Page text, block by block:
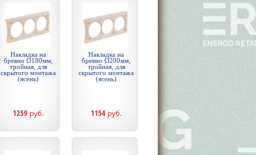
Накладка на
бревно Ø180мм,
тройная, для
скрытого монтажа
(ясень)
1259 руб.
Накладка на
бревно Ø200мм,
тройная, для
скрытого монтажа
(ясень)
1154 руб.